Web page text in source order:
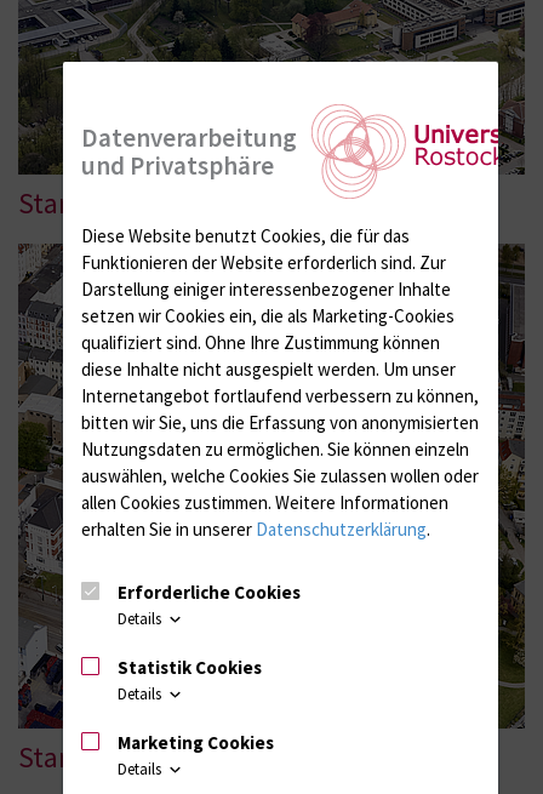
Standort Doberaner Straße
Standort Gertrudenstraße/-platz
Datenverarbeitung
und Privatsphäre
Diese Website benutzt Cookies, die für das
Funktionieren der Website erforderlich sind. Zur
Darstellung einiger interessenbezogener Inhalte
setzen wir Cookies ein, die als Marketing-Cookies
qualifiziert sind. Ohne Ihre Zustimmung können
diese Inhalte nicht ausgespielt werden. Um unser
Internetangebot fortlaufend verbessern zu können,
bitten wir Sie, uns die Erfassung von anonymisierten
Nutzungsdaten zu ermöglichen. Sie können einzeln
auswählen, welche Cookies Sie zulassen wollen oder
allen Cookies zustimmen. Weitere Informationen
erhalten Sie in unserer Datenschutzerklärung.
Erforderliche Cookies
Details
Statistik Cookies
Details
Marketing Cookies
Details